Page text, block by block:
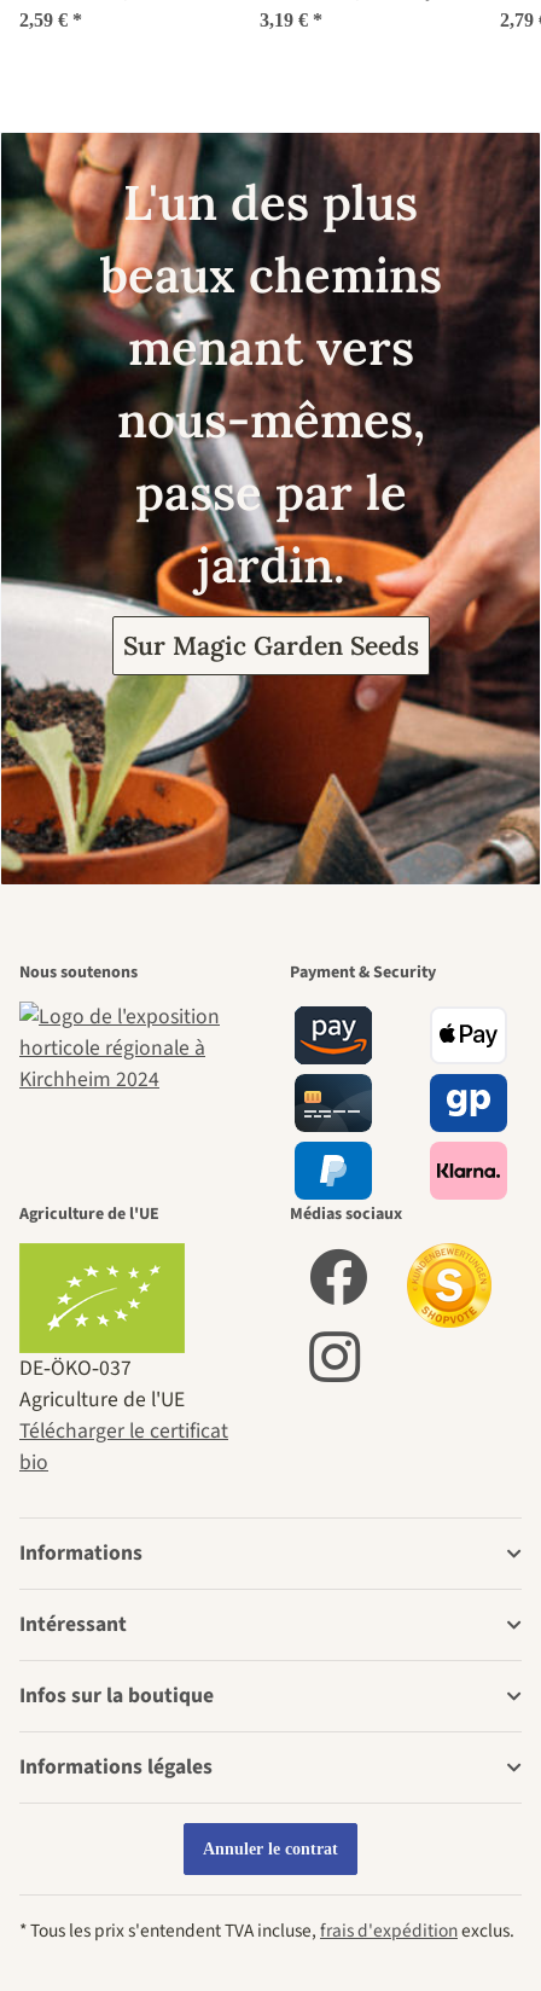
2,59 € *
Bio semences
3,19 € * 2,79
L'un des plus
beaux chemins
menant vers
nous-mêmes,
passe par le
jardin.
Sur Magic Garden Seeds
Nous soutenons Payment & Security
Agriculture de l'UE
DE‑ÖKO‑037
Agriculture de l'UE
Télécharger le certificat
bio
Médias sociaux
Informations
Intéressant
Infos sur la boutique
Informations légales
Annuler le contrat
* Tous les prix s'entendent TVA incluse,frais d'expéditionexclus.